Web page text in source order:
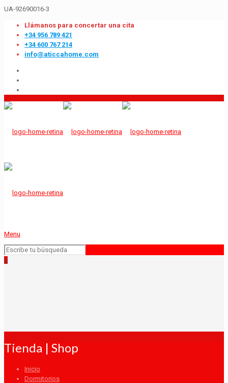
UA-92690016-3
Llámanos para concertar una cita
+34 956 789 421
+34 600 767 214
info@aticcahome.com
Menu
0
Tienda | Shop
Inicio
Dormitorios